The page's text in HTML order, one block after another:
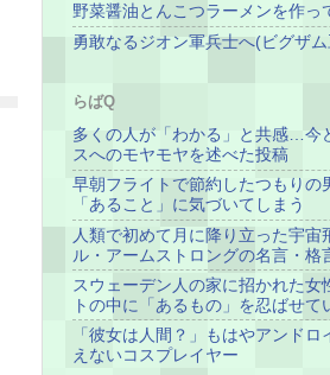
野菜醤油とんこつラーメンを作っ
勇敢なるジオン軍兵士へ(ビグザ
らばQ
多くの人が「わかる」と共感…今
スへのモヤモヤを述べた投稿
早朝フライトで節約したつもり
「あること」に気づいてしまう
人類で初めて月に降り立った宇
ル・アームストロングの名言・格
スウェーデン人の家に招かれた
トの中に「あるもの」を忍ばせて
「彼女は人間？」もはやアンドロ
えないコスプレイヤー